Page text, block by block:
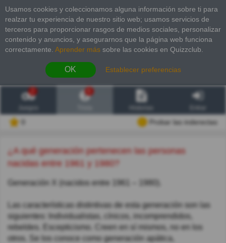
Usamos cookies y coleccionamos alguna información sobre ti para
realzar tu experiencia de nuestro sitio web; usamos servicios de
terceros para proporcionar rasgos de medios sociales, personalizar
contenido y anuncios, y asegurarnos que la página web funciona
correctamente. Aprender más sobre las cookies en Quizzclub.
OK Establecer preferencias
2
Probar las inderectas
¿A qué generación pertenecen las personas
nacidas entre 1961 y 1980?
Generación X (nacidos entre 1961 – 1980).
Las características distintivas de esta generación son las
siguientes: Individualistas, cínicos, incomprendidos,
rebeldes. Escepticismo. Creen en sí mismos, no en los
otros. Se los conoce como generación apática,